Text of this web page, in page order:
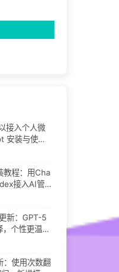
接入个人微
安装与使用
程：用Cha
接入AI管
新：GPT-5
，个性更温
认
：使用次数翻